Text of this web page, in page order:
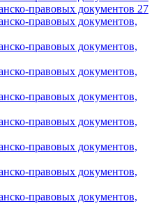
правовых документов 27
правовых документов,
правовых документов,
правовых документов,
правовых документов,
правовых документов,
правовых документов,
правовых документов,
правовых документов,